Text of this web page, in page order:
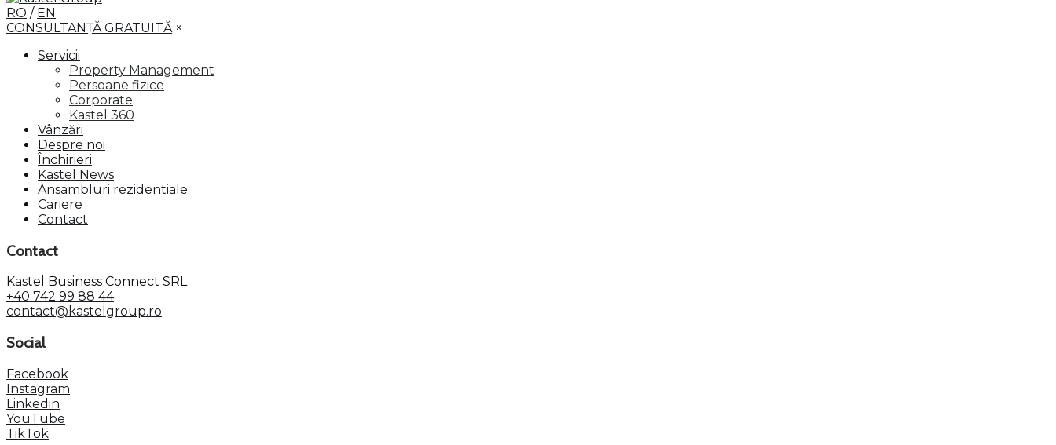
RO / EN
CONSULTANȚĂ GRATUITĂ ×
Servicii
Property Management
Persoane fizice
Corporate
Kastel 360
Vânzări
Despre noi
Închirieri
Kastel News
Ansambluri rezidentiale
Cariere
Contact
Contact
Kastel Business Connect SRL
+40 742 99 88 44
contact@kastelgroup.ro
Social
Facebook
Instagram
Linkedin
YouTube
TikTok